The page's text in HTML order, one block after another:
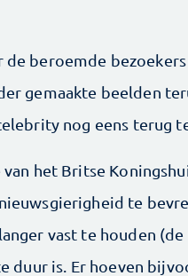
beroemde
gemaakte beelden
nog eens terug
het Britse
te
vast te houden
duur is. Er hoeven